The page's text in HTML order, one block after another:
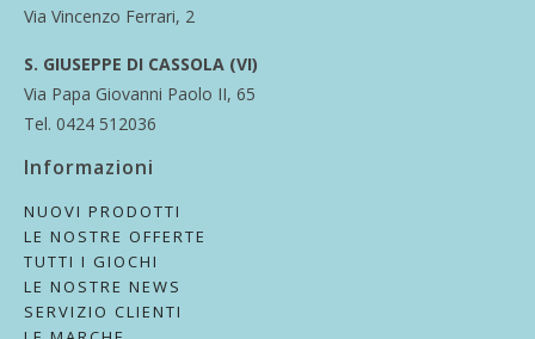
Via Vincenzo Ferrari, 2
S. GIUSEPPE DI CASSOLA (VI)
Via Papa Giovanni Paolo II, 65
Tel. 0424 512036
Informazioni
NUOVI PRODOTTI
LE NOSTRE OFFERTE
TUTTI I GIOCHI
LE NOSTRE NEWS
SERVIZIO CLIENTI